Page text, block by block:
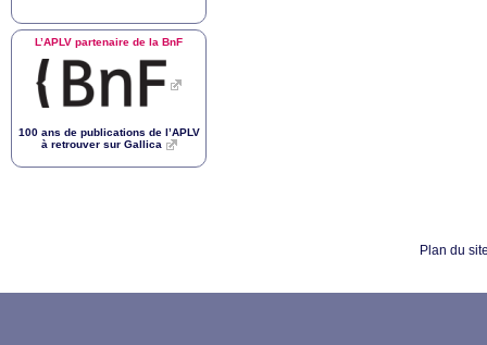
L’APLV partenaire de la BnF
100 ans de publications de l’APLV
à retrouver sur Gallica
Plan du